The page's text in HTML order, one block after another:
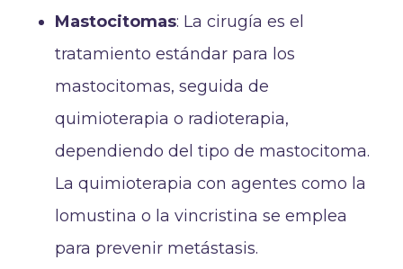
Mastocitomas: La cirugía es el
tratamiento estándar para los
mastocitomas, seguida de
quimioterapia o radioterapia,
dependiendo del tipo de mastocitoma.
La quimioterapia con agentes como la
lomustina o la vincristina se emplea
para prevenir metástasis.